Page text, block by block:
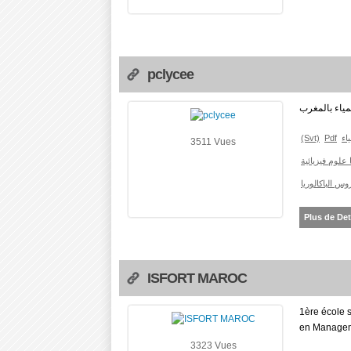
pclycee
3511 Vues
بالمغرب
(Svt) Pdf
الباكالوريا
Plus de
ISFORT MAROC
3323 Vues
1ère école
en